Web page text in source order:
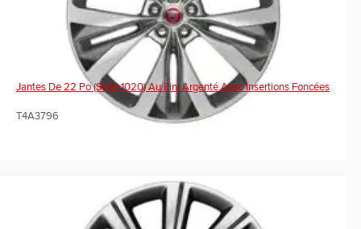
Jantes De 22 Po (Style 1020) Au Fini Argenté Avec Insertions Foncées
T4A3796